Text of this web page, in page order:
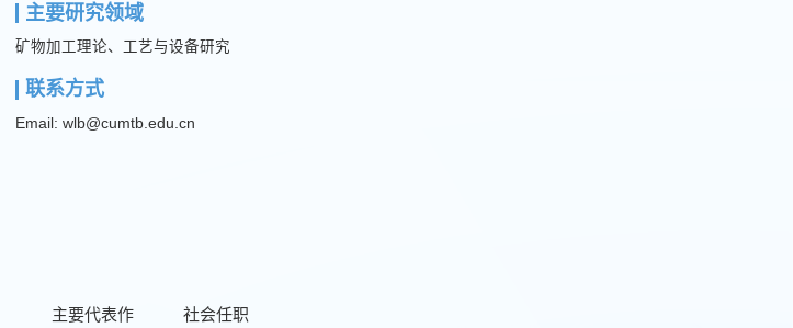
主要研究领域
矿物加工理论、工艺与设备研究
联系方式
Email: wlb@cumtb.edu.cn
主要代表作 社会任职